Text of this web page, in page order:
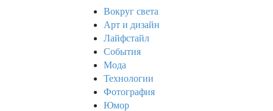
Вокруг света
Арт и дизайн
Лайфстайл
События
Мода
Технологии
Фотография
Юмор